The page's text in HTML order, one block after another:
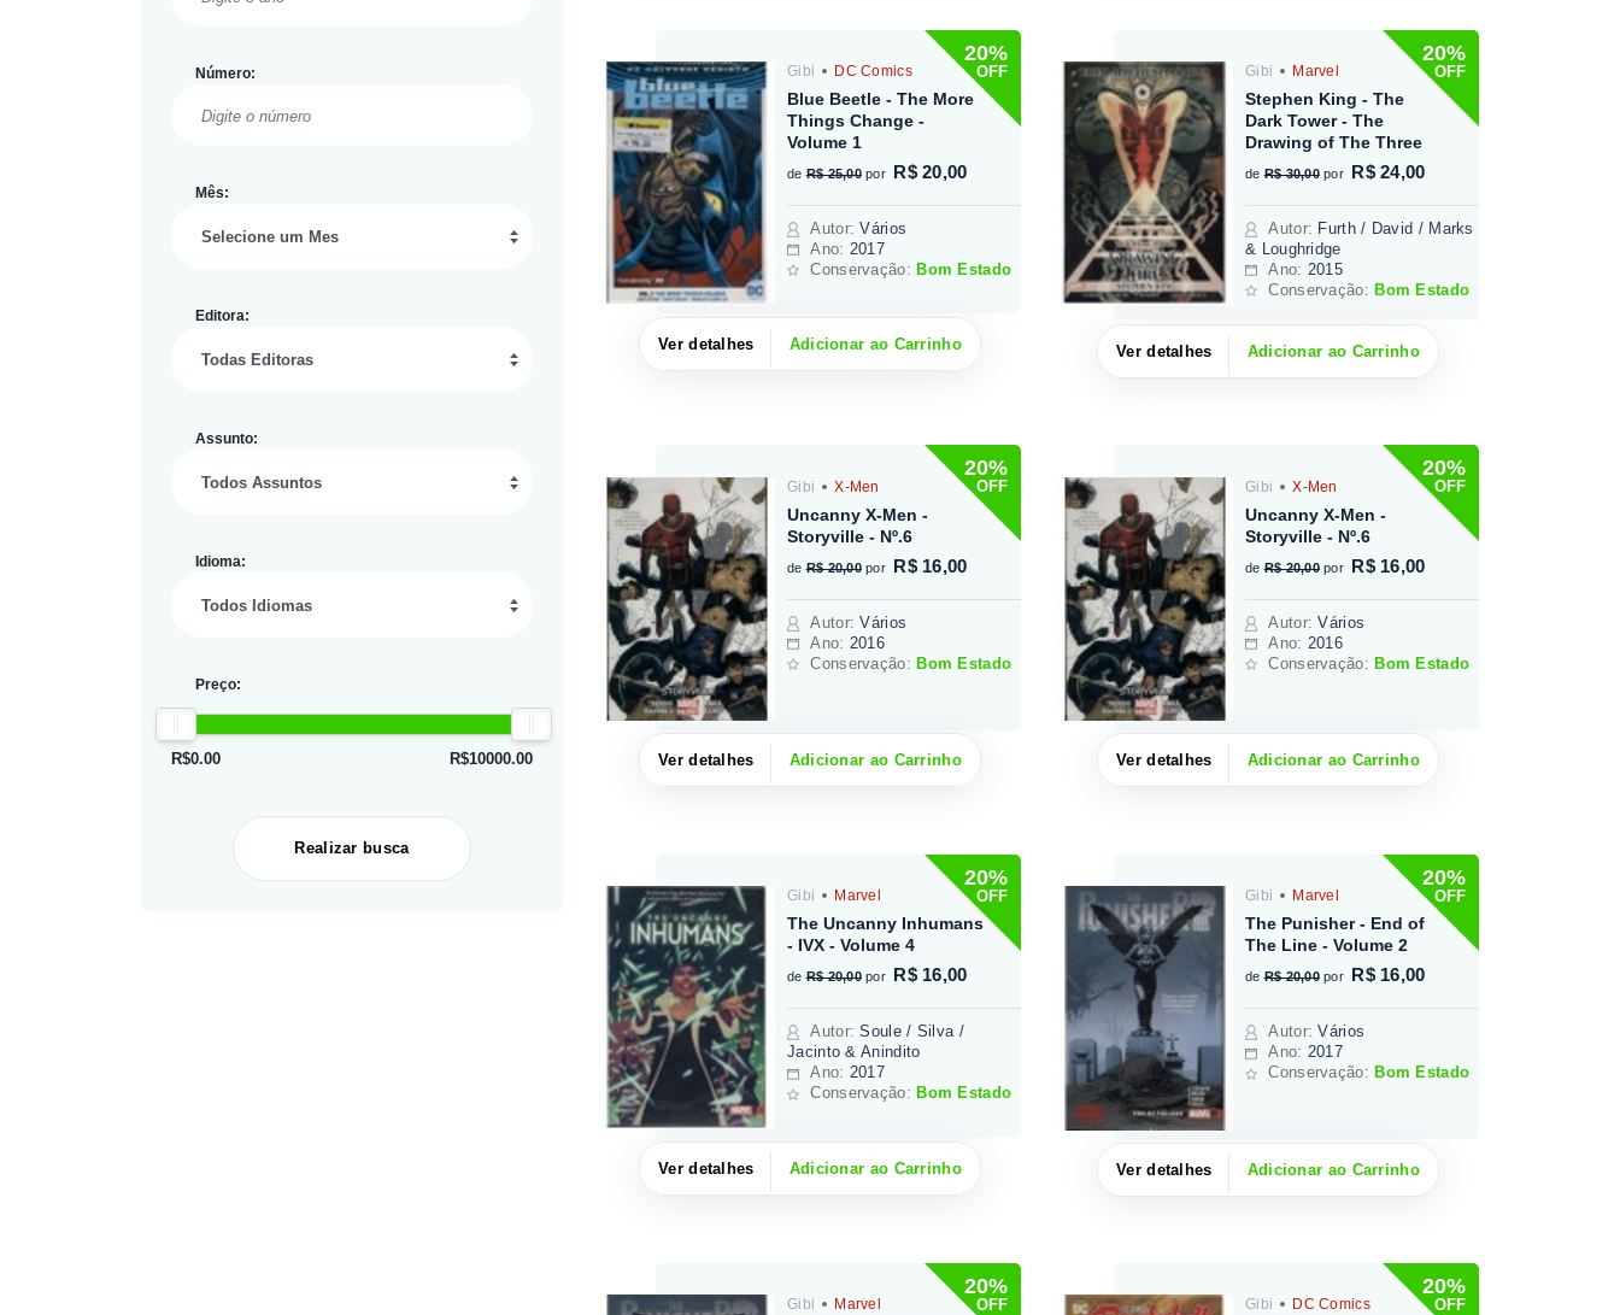
Número:
Mês:
Editora:
Assunto:
Idioma:
Preço:
R$0.00 R$10000.00
20%
OFF
Gibi DC Comics
Blue Beetle - The More
Things Change -
Volume 1
de R$ 25,00 por R$ 20,00
Autor:Vários
Ano: 2017
Conservação: Bom Estado
Ver detalhes Adicionar ao Carrinho
20%
OFF
Gibi Marvel
Stephen King - The
Dark Tower - The
Drawing of The Three
de R$ 30,00 por R$ 24,00
Autor: Furth / David / Marks
& Loughridge
Ano: 2015
Conservação: Bom Estado
Ver detalhes Adicionar ao Carrinho
20%
OFF
Gibi X-Men
Uncanny X-Men -
Storyville - Nº.6
de R$ 20,00 por R$ 16,00
Autor:Vários
Ano: 2016
Conservação:Bom Estado
Ver detalhes Adicionar ao Carrinho
20%
OFF
Gibi X-Men
Uncanny X-Men -
Storyville - Nº.6
de R$ 20,00 por R$ 16,00
Autor:Vários
Ano: 2016
Conservação:Bom Estado
Ver detalhes Adicionar ao Carrinho
20%
OFF
Gibi Marvel
The Uncanny Inhumans
- IVX - Volume 4
de R$ 20,00 por R$ 16,00
Autor:Soule / Silva /
Jacinto & Anindito
Ano: 2017
Conservação: Bom Estado
Ver detalhes Adicionar ao Carrinho
20%
OFF
Gibi Marvel
The Punisher - End of
The Line - Volume 2
de R$ 20,00 por R$ 16,00
Autor:Vários
Ano: 2017
Conservação: Bom Estado
Ver detalhes Adicionar ao Carrinho
20%
OFF
Gibi Marvel
20%
OFF
Gibi DC Comics